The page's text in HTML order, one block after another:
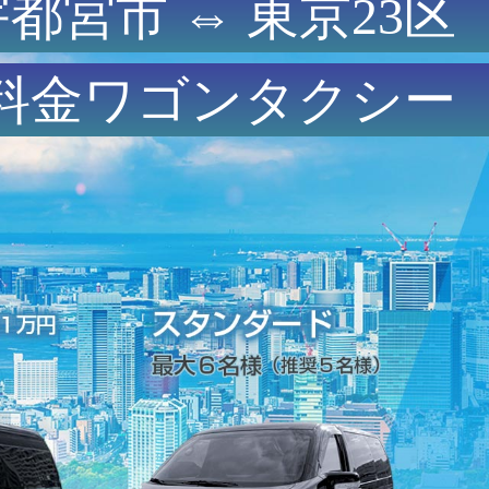
都宮市 ⇔ 東京23区
金ワゴンタクシー